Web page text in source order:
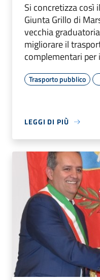
Si concretizza così
Giunta Grillo di
vecchia
migliorare il
complementari per
Trasporto pubblico
LEGGI DI PIÙ